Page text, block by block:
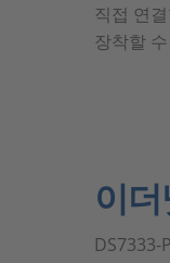
직접 연
장착할
이
DS7333-